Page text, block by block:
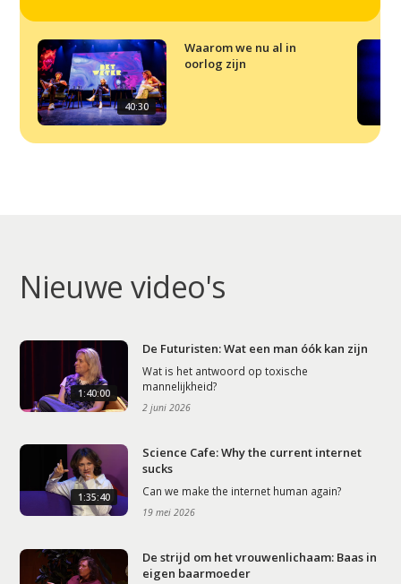
Artikelen
Contact
40:30
Waarom we nu al in
oorlog zijn
Nieuwe video's
1:40:00
De Futuristen: Wat een man óók kan zijn
Wat is het antwoord op toxische
mannelijkheid?
2 juni 2026
1:35:40
Science Cafe: Why the current internet
sucks
Can we make the internet human again?
19 mei 2026
De strijd om het vrouwenlichaam: Baas in
eigen baarmoeder